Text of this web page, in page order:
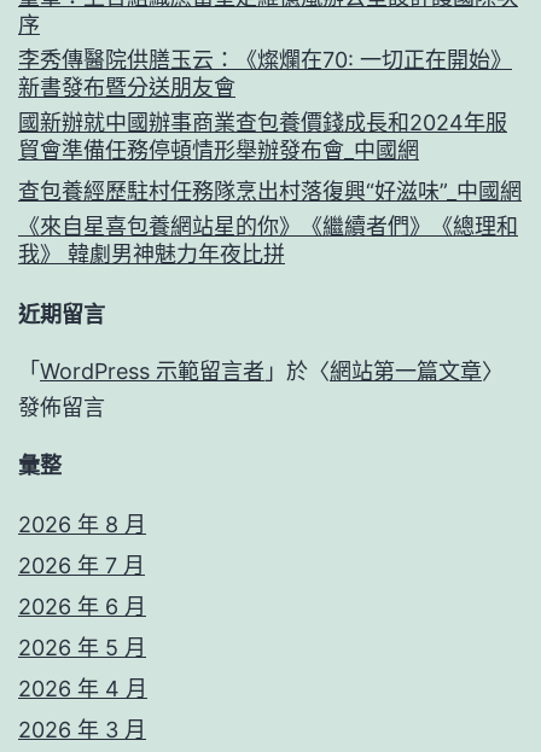
序
李秀傳醫院供膳玉云：《燦爛在70: 一切正在開始》
新書發布暨分送朋友會
國新辦就中國辦事商業查包養價錢成長和2024年服
貿會準備任務停頓情形舉辦發布會_中國網
查包養經歷駐村任務隊烹出村落復興“好滋味”_中國網
《來自星喜包養網站星的你》《繼續者們》《總理和
我》 韓劇男神魅力年夜比拼
近期留言
「 WordPress 示範留言者 」於〈網站第一篇文章〉
發佈留言
彙整
2026 年 8 月
2026 年 7 月
2026 年 6 月
2026 年 5 月
2026 年 4 月
2026 年 3 月